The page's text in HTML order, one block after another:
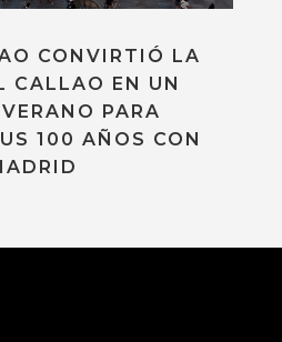
CONVIRTIÓ LA
CALLAO EN UN
PARA
100 AÑOS CON